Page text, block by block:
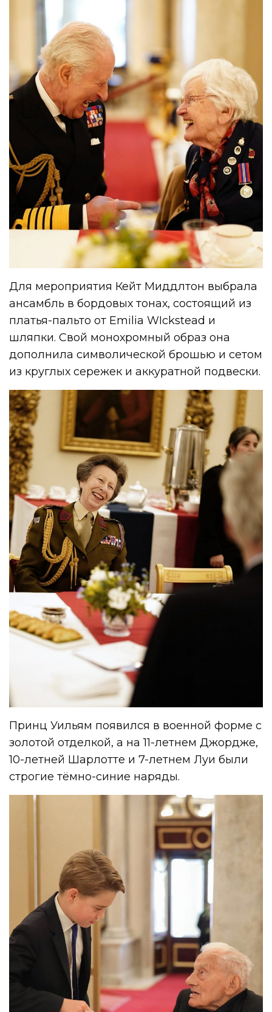
Для мероприятия Кейт Миддлтон выбрала
ансамбль в бордовых тонах, состоящий из
платья-пальто от Emilia WIckstead и
шляпки. Свой монохромный образ она
дополнила символической брошью и сетом
из круглых сережек и аккуратной подвески.
Принц Уильям появился в военной форме с
золотой отделкой, а на 11-летнем Джордже,
10-летней Шарлотте и 7-летнем Луи были
строгие тёмно-синие наряды.